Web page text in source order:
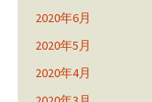
2020年6月
2020年5月
2020年4月